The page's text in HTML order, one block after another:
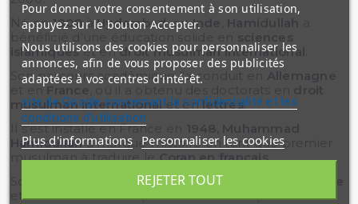
Né en1908àHyderabad, enInde
bénéficié d'une éducation solide en
islamiqueset endroit musulman international
Son parcours académique l'a conduit en
et en
musulman internationalet enlettres.
Il s'est installé en France en
Hamidullaha marqué l'histoire en tant que premier
musulman à traduire leCoran en français.
Son travail, bien que critiqué pour son
et sa réticence à adopter les outils critiques
Pour donner votre consentement à son utilisation,
appuyez sur le bouton Accepter.
Nous utilisons des cookies pour personnaliser les
annonces, afin de vous proposer des publicités
adaptées à vos centres d'intérêt.
site de Google concernant la confidentialité et les
conditions d'utilisation
Plus d'informations Personnaliser les cookies
REJETER TOUT